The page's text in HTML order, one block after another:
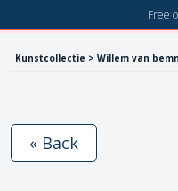
Free
Kunstcollectie > Willem van
« Back